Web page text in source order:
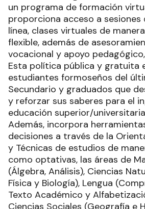
un programa de formación
proporciona acceso a
línea, clases virtuales de
flexible, además de
vocacional y apoyo
Esta política pública y gratuita
estudiantes formoseños del
Secundario y graduados que
y reforzar sus saberes para el
educación superior/
Además, incorpora
decisiones a través de la
y Técnicas de estudios de
como optativas, las áreas de
(Álgebra, Análisis), Ciencias
Física y Biología), Lengua
Texto Académico y
Ciencias Sociales (Geografía e